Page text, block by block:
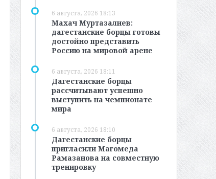
6 августа, 2026 18:13
Махач Муртазалиев:
дагестанские борцы готовы
достойно представить
Россию на мировой арене
6 августа, 2026 18:11
Дагестанские борцы
рассчитывают успешно
выступить на чемпионате
мира
6 августа, 2026 18:10
Дагестанские борцы
пригласили Магомеда
Рамазанова на совместную
тренировку